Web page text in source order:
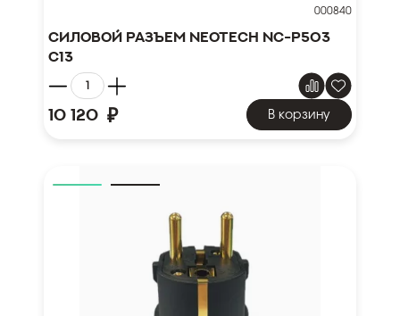
000840
Силовой разъем NEOTECH NC-P503
C13
10 120 ₽ В корзину